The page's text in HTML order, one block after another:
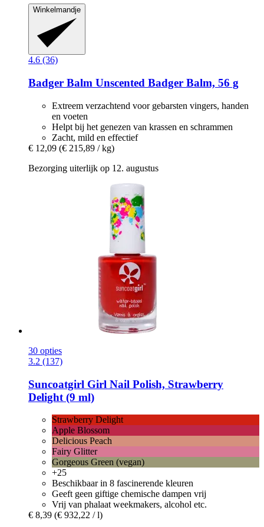
Winkelmandje
4.6 (36)
Badger Balm Unscented Badger Balm, 56 g
Extreem verzachtend voor gebarsten vingers, handen
en voeten
Helpt bij het genezen van krassen en schrammen
Zacht, mild en effectief
€ 12,09 (€ 215,89 / kg)
Bezorging uiterlijk op 12. augustus
30 opties
3.2 (137)
Suncoatgirl Girl Nail Polish, Strawberry
Delight (9 ml)
Strawberry Delight
Apple Blossom
Delicious Peach
Fairy Glitter
Gorgeous Green (vegan)
+25
Beschikbaar in 8 fascinerende kleuren
Geeft geen giftige chemische dampen vrij
Vrij van phalaat weekmakers, alcohol etc.
€ 8,39 (€ 932,22 / l)